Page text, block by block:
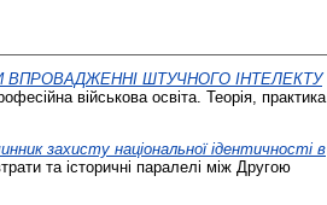
ВПРОВАДЖЕННІ ШТУЧНОГО ІНТЕЛЕКТУ
військова освіта. Теорія, практика
захисту національної ідентичності в
та історичні паралелі між Другою